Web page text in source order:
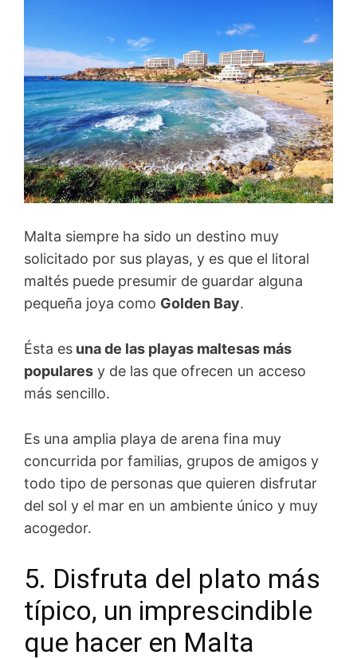
Malta siempre ha sido un destino muy
solicitado por sus playas, y es que el litoral
maltés puede presumir de guardar alguna
pequeña joya como Golden Bay.
Ésta es una de las playas maltesas más
populares y de las que ofrecen un acceso
más sencillo.
Es una amplia playa de arena fina muy
concurrida por familias, grupos de amigos y
todo tipo de personas que quieren disfrutar
del sol y el mar en un ambiente único y muy
acogedor.
5. Disfruta del plato más
típico, un imprescindible
que hacer en Malta